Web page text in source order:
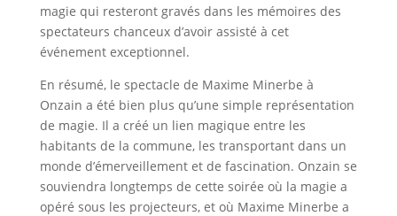
magie qui resteront gravés dans les mémoires des
spectateurs chanceux d’avoir assisté à cet
événement exceptionnel.
En résumé, le spectacle de Maxime Minerbe à
Onzain a été bien plus qu’une simple représentation
de magie. Il a créé un lien magique entre les
habitants de la commune, les transportant dans un
monde d’émerveillement et de fascination. Onzain se
souviendra longtemps de cette soirée où la magie a
opéré sous les projecteurs, et où Maxime Minerbe a